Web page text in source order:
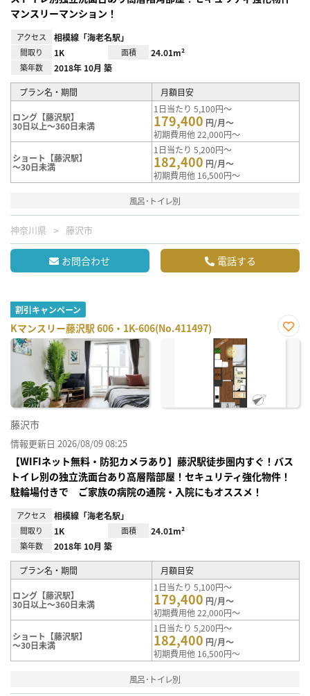
マンスリーマンション！
アクセス 相模線「海老名駅」
間取り 1K 面積 24.01m²
築年数 2018年 10月 築
プラン名・期間 月額目安
ロング【藤沢駅】
30日以上～360日未満
1日当たり 5,100円～
179,400 円/月～
初期費用他 22,000円～
ショート【藤沢駅】
～30日未満
1日当たり 5,200円～
182,400 円/月～
初期費用他 16,500円～
風呂･トイレ別
神奈川県 藤沢市
お問合わせ 電話する
割引キャンペーン
Kマンスリー藤沢駅 606・1K-606(No.411497)
お気
藤沢市
情報更新日 2026/08/09 08:25
【WIFIネット無料・防犯カメラあり】藤沢駅徒歩圏内すぐ！バス
トイレ別の独立洗面台あり高層階部屋！セキュリティ強化物件！
駐輪場付きで ご家族の病院の通院・入院にもオススメ！
アクセス 相模線「海老名駅」
間取り 1K 面積 24.01m²
築年数 2018年 10月 築
プラン名・期間 月額目安
ロング【藤沢駅】
30日以上～360日未満
1日当たり 5,100円～
179,400 円/月～
初期費用他 22,000円～
ショート【藤沢駅】
～30日未満
1日当たり 5,200円～
182,400 円/月～
初期費用他 16,500円～
風呂･トイレ別